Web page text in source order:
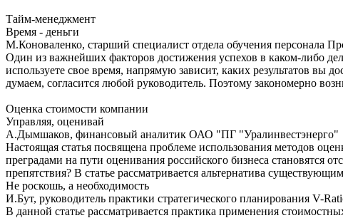
Тайм-менеджмент
Время - деньги
М.Коноваленко, старший специалист отдела обучения персонала
Один из важнейших факторов достижения успехов в каком-либо
используете свое время, напрямую зависит, каких результатов вы
думаем, согласится любой руководитель. Поэтому закономерно
Оценка стоимости компании
Управляя, оценивай
А.Дымшаков, финансовый аналитик ОАО "ПГ "Уралинвестэнерго"
Настоящая статья посвящена проблеме использования методов
преградами на пути оценивания российского бизнеса становятся
препятствия? В статье рассматривается альтернатива
Не роскошь, а необходимость
И.Бут, руководитель практики стратегического планирования V-
В данной статье рассматривается практика применения